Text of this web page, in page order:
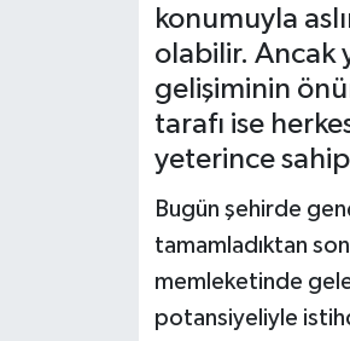
konumuyla
olabilir. Ancak
gelişiminin
tarafı ise
yeterince sahip
Bugün şehirde
tamamladıktan
memleketinde
potansiyeliyle